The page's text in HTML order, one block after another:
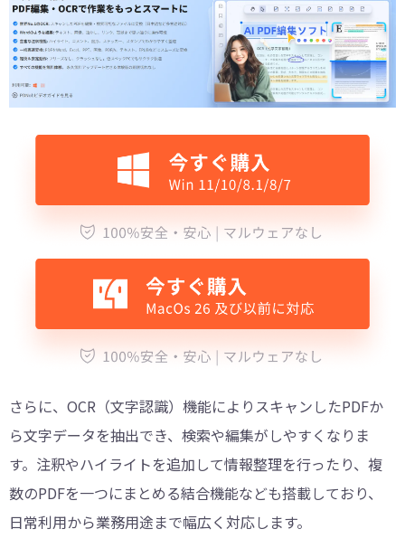
さらに、OCR（文字認識）機能によりスキャンしたPDFか
ら文字データを抽出でき、検索や編集がしやすくなりま
す。注釈やハイライトを追加して情報整理を行ったり、複
数のPDFを一つにまとめる結合機能なども搭載しており、
日常利用から業務用途まで幅広く対応します。